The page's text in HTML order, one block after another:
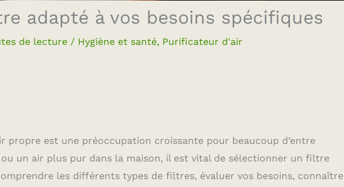
adapté à vos besoins spécifiques
de lecture / Hygiène et santé, Purificateur d'air
propre est une préoccupation croissante pour beaucoup d’entre
un air plus pur dans la maison, il est vital de sélectionner un filtre
les différents types de filtres, évaluer vos besoins, connaître